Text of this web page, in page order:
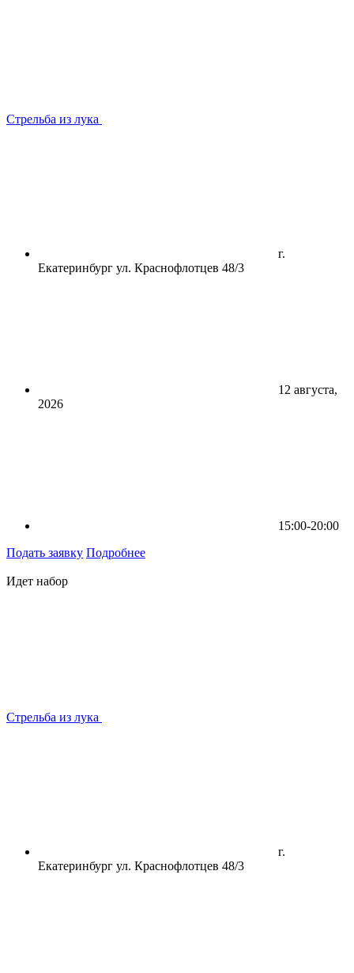
Стрельба из лука
г.
Екатеринбург ул. Краснофлотцев 48/3
12 августа,
2026
15:00-20:00
Подать заявку Подробнее
Идет набор
Стрельба из лука
г.
Екатеринбург ул. Краснофлотцев 48/3